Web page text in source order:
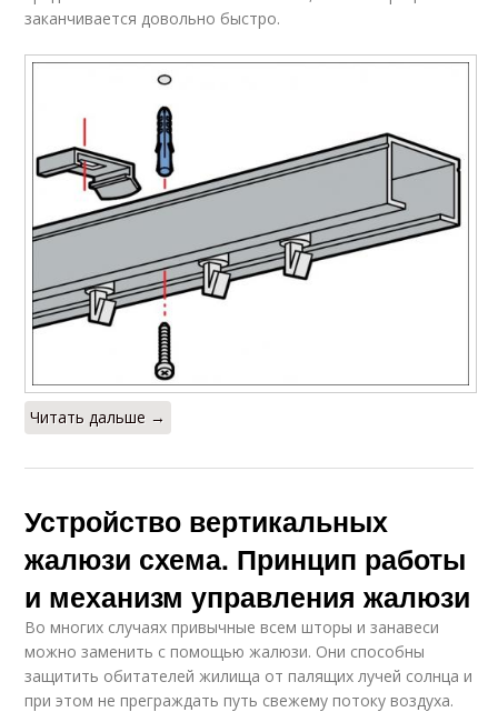
заканчивается довольно быстро.
Читать дальше →
Устройство вертикальных
жалюзи схема. Принцип работы
и механизм управления жалюзи
Во многих случаях привычные всем шторы и занавеси
можно заменить с помощью жалюзи. Они способны
защитить обитателей жилища от палящих лучей солнца и
при этом не преграждать путь свежему потоку воздуха.